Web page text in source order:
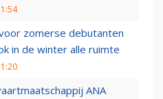
zomerse debutanten
in de winter alle ruimte
ANA